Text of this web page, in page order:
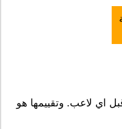
اي لاعب. وتقييمها هو